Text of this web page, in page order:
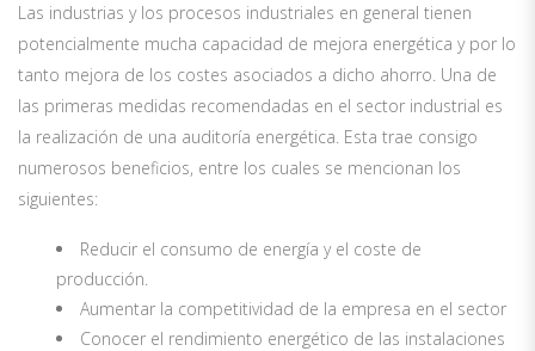
Las industrias y los procesos industriales en general tienen
potencialmente mucha capacidad de mejora energética y por lo
tanto mejora de los costes asociados a dicho ahorro. Una de
las primeras medidas recomendadas en el sector industrial es
la realización de una auditoría energética. Esta trae consigo
numerosos beneficios, entre los cuales se mencionan los
siguientes:
Reducir el consumo de energía y el coste de
producción.
Aumentar la competitividad de la empresa en el sector
Conocer el rendimiento energético de las instalaciones